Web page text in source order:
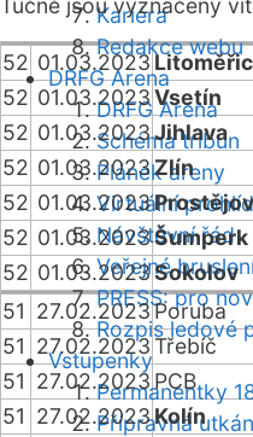
Kariéra
Redakce webu
DRFG Arena
DRFG Arena
Schéma tribun
Plánek areny
Virtuální
Návštěvní řád
Veřejné
PRESS: pro
Rozpis ledové
Vstupenky
Permanentky
Přípravná
Tučně jsou vyznačeny
52 01.03.2023
52 01.03.2023Vsetín
52 01.03.2023Jihlava
52 01.03.2023Zlín
52 01.03.2023Prostějov
52 01.03.2023Šumperk
52 01.03.2023Sokolov
51 27.02.2023Poruba
51 27.02.2023Třebíč
51 27.02.2023 PCB
51 27.02.2023Kolín